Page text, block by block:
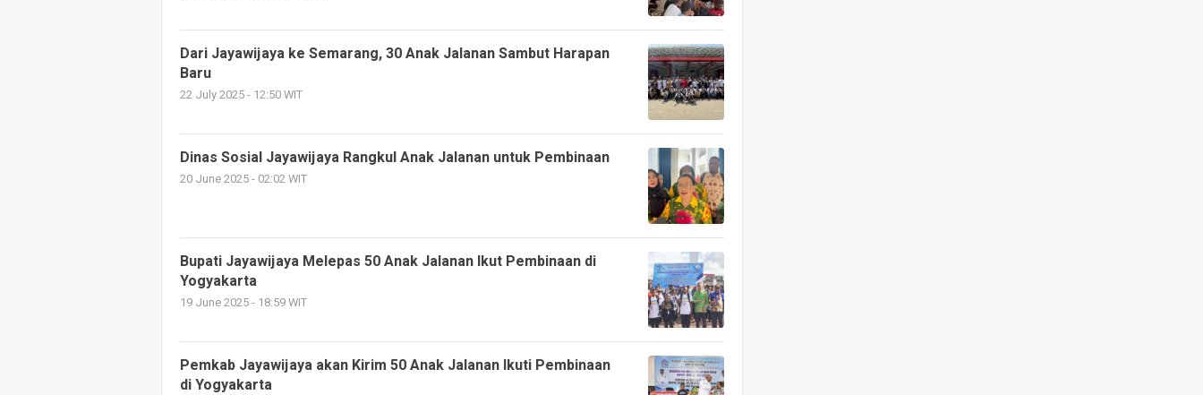
Dari Jayawijaya ke Semarang, 30 Anak Jalanan Sambut Harapan
Baru
22 July 2025 - 12:50 WIT
Dinas Sosial Jayawijaya Rangkul Anak Jalanan untuk Pembinaan
20 June 2025 - 02:02 WIT
Bupati Jayawijaya Melepas 50 Anak Jalanan Ikut Pembinaan di
Yogyakarta
19 June 2025 - 18:59 WIT
Pemkab Jayawijaya akan Kirim 50 Anak Jalanan Ikuti Pembinaan
di Yogyakarta